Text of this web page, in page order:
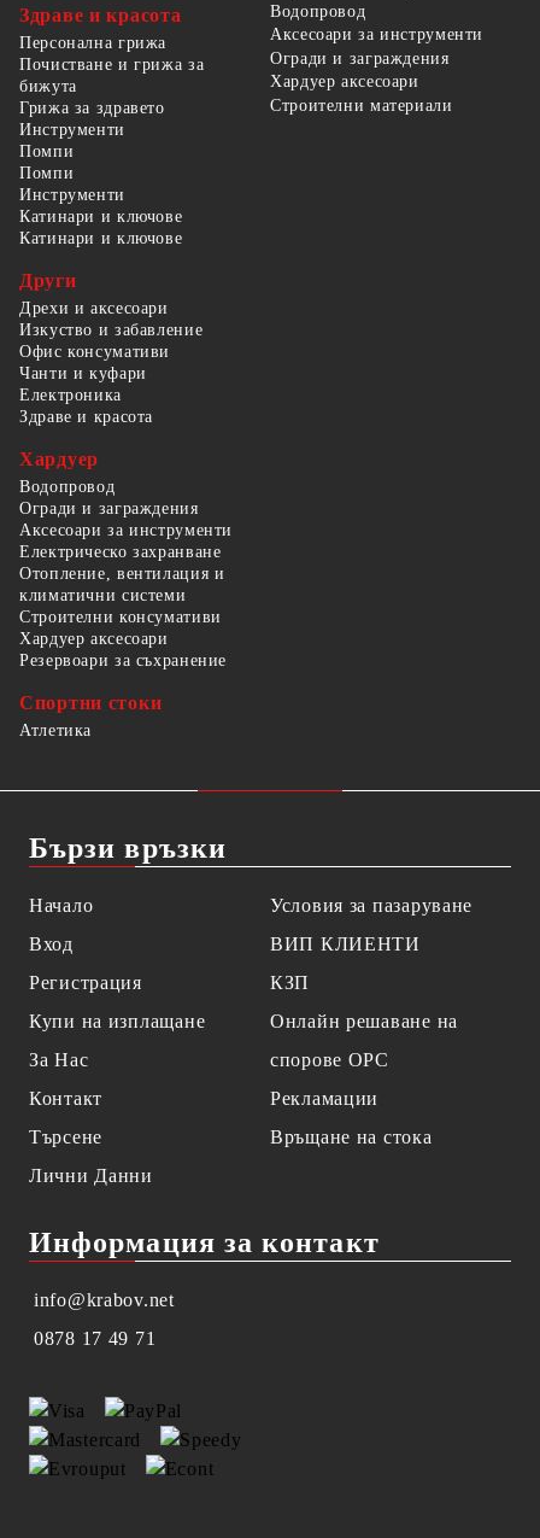
Здраве и красота
Персонална грижа
Почистване и грижа за
бижута
Грижа за здравето
Водопровод
Аксесоари за инструменти
Огради и заграждения
Хардуер аксесоари
Строителни материали
Инструменти
Помпи
Помпи
Инструменти
Катинари и ключове
Катинари и ключове
Други
Дрехи и аксесоари
Изкуство и забавление
Офис консумативи
Чанти и куфари
Електроника
Здраве и красота
Хардуер
Водопровод
Огради и заграждения
Аксесоари за инструменти
Електрическо захранване
Отопление, вентилация и
климатични системи
Строителни консумативи
Хардуер аксесоари
Резервоари за съхранение
Спортни стоки
Атлетика
Бързи връзки
Начало
Вход
Регистрация
Купи на изплащане
За Нас
Контакт
Търсене
Лични Данни
Условия за пазаруване
ВИП КЛИЕНТИ
КЗП
Онлайн решаване на
спорове OPC
Рекламации
Връщане на стока
Информация за контакт
info@krabov.net
0878 17 49 71